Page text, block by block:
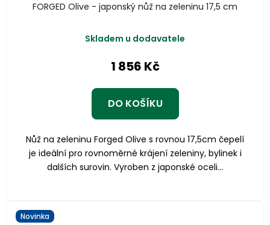
FORGED Olive - japonský nůž na zeleninu 17,5 cm
Skladem u dodavatele
1 856 Kč
DO KOŠÍKU
Nůž na zeleninu Forged Olive s rovnou 17,5cm čepelí
je ideální pro rovnoměrné krájení zeleniny, bylinek i
dalších surovin. Vyroben z japonské oceli...
Novinka